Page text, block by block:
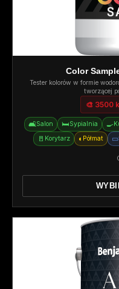
Color
Tester kolorów w formie
tworzącej
🎨 3500
🛋️Salon 🛏️Sypialnia 🍳
🚪 Korytarz ◐ Półmat ▭